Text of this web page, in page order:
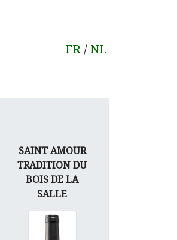
FR/ NL
SAINT AMOUR
TRADITION DU
BOIS DE LA
SALLE